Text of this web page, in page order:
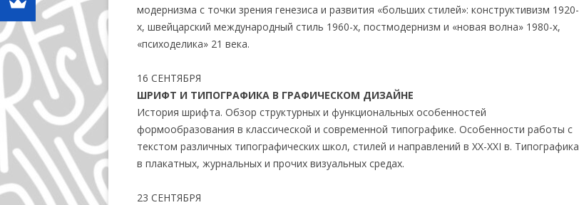
модернизма с точки зрения генезиса и развития «больших стилей»: конструктивизм 1920-
х, швейцарский международный стиль 1960-х, постмодернизм и «новая волна» 1980-х,
«психоделика» 21 века.
16 СЕНТЯБРЯ
ШРИФТ И ТИПОГРАФИКА В ГРАФИЧЕСКОМ ДИЗАЙНЕ
История шрифта. Обзор структурных и функциональных особенностей
формообразования в классической и современной типографике. Особенности работы с
текстом различных типографических школ, стилей и направлений в XX-XXI в. Типографика
в плакатных, журнальных и прочих визуальных средах.
23 СЕНТЯБРЯ